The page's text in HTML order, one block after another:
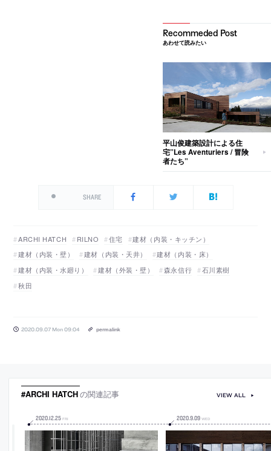
あわせて読みたい
平山俊建築設計による住
宅”Les Aventuriers / 冒険
者たち”
SHARE
ARCHI HATCH RILNO 住宅
建材（内装・キッチン）
建材（内装・壁）
建材（内装・天井）
建材（内装・床）
建材（内装・水廻り）
建材（外装・壁） 森永信行
石川素樹
秋田
2020.09.07 Mon 09:04 permalink
#ARCHI HATCHの関連記事
2020.12.25 FRI 2020.9.09 WED
VIEW ALL